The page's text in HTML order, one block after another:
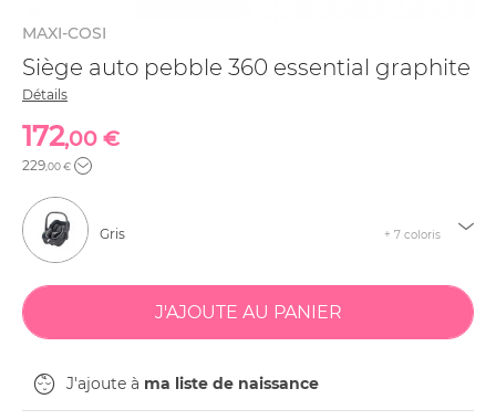
MAXI-COSI
Siège auto pebble 360 essential graphite
Détails
172,00 €
229,00 €
Gris + 7 coloris
J'ajoute à ma liste de naissance